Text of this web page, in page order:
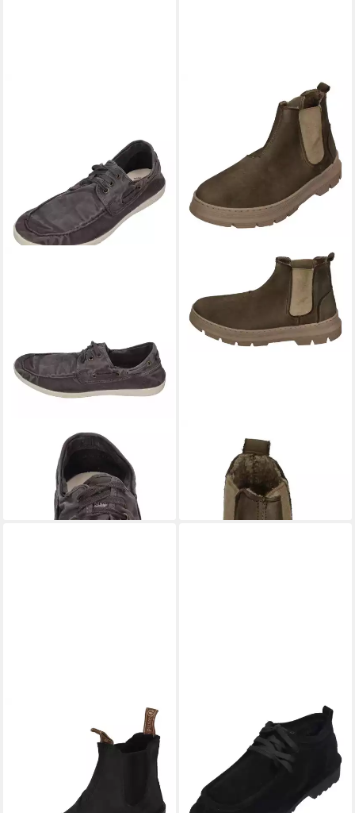
NATURAL WORLDOld Elbrus
303E Sneaker negro enz
UVP59,90 €
NATURAL WORLD
7182 Chelseaboots Forest
49,99 € UVP99,90 €